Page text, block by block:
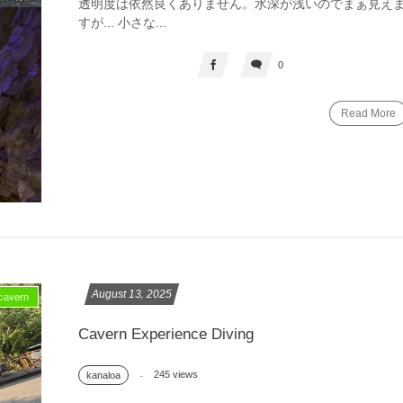
透明度は依然良くありません。水深が浅いのでまぁ見え
すが... 小さな...
0
Read More
August 13,2025
Cavern Experience Diving
kanaloa 245 views